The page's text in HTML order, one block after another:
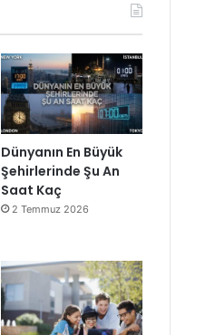
Dünyanın En Büyük
Şehirlerinde Şu An
Saat Kaç
2 Temmuz 2026